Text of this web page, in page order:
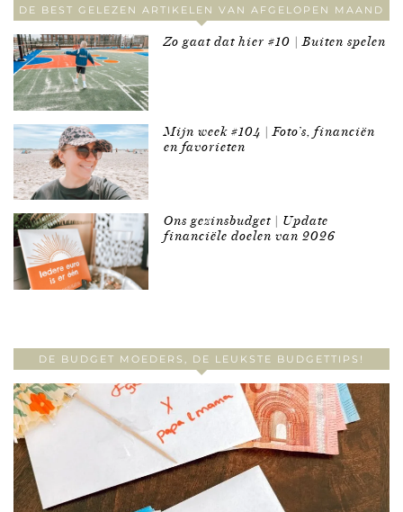
DE BEST GELEZEN ARTIKELEN VAN AFGELOPEN MAAND
Zo gaat dat hier #10 | Buiten spelen
Mijn week #104 | Foto’s, financiën
en favorieten
Ons gezinsbudget | Update
financiële doelen van 2026
DE BUDGET MOEDERS, DE LEUKSTE BUDGETTIPS!